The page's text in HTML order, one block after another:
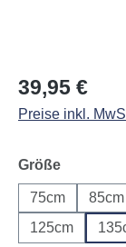
Regulärer Preis:
39,95 €
Preise inkl.
Größe
75cm 85cm
125cm